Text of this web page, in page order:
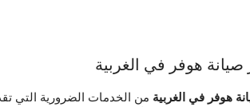
صيانة هوفر في الغربية
هوفر في الغربية من الخدمات الضرورية التي